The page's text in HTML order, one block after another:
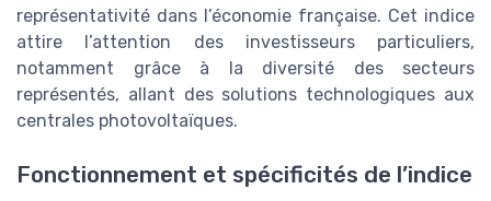
représentativité dans l’économie française. Cet indice
attire l’attention des investisseurs particuliers,
notamment grâce à la diversité des secteurs
représentés, allant des solutions technologiques aux
centrales photovoltaïques.
Fonctionnement et spécificités de l’indice